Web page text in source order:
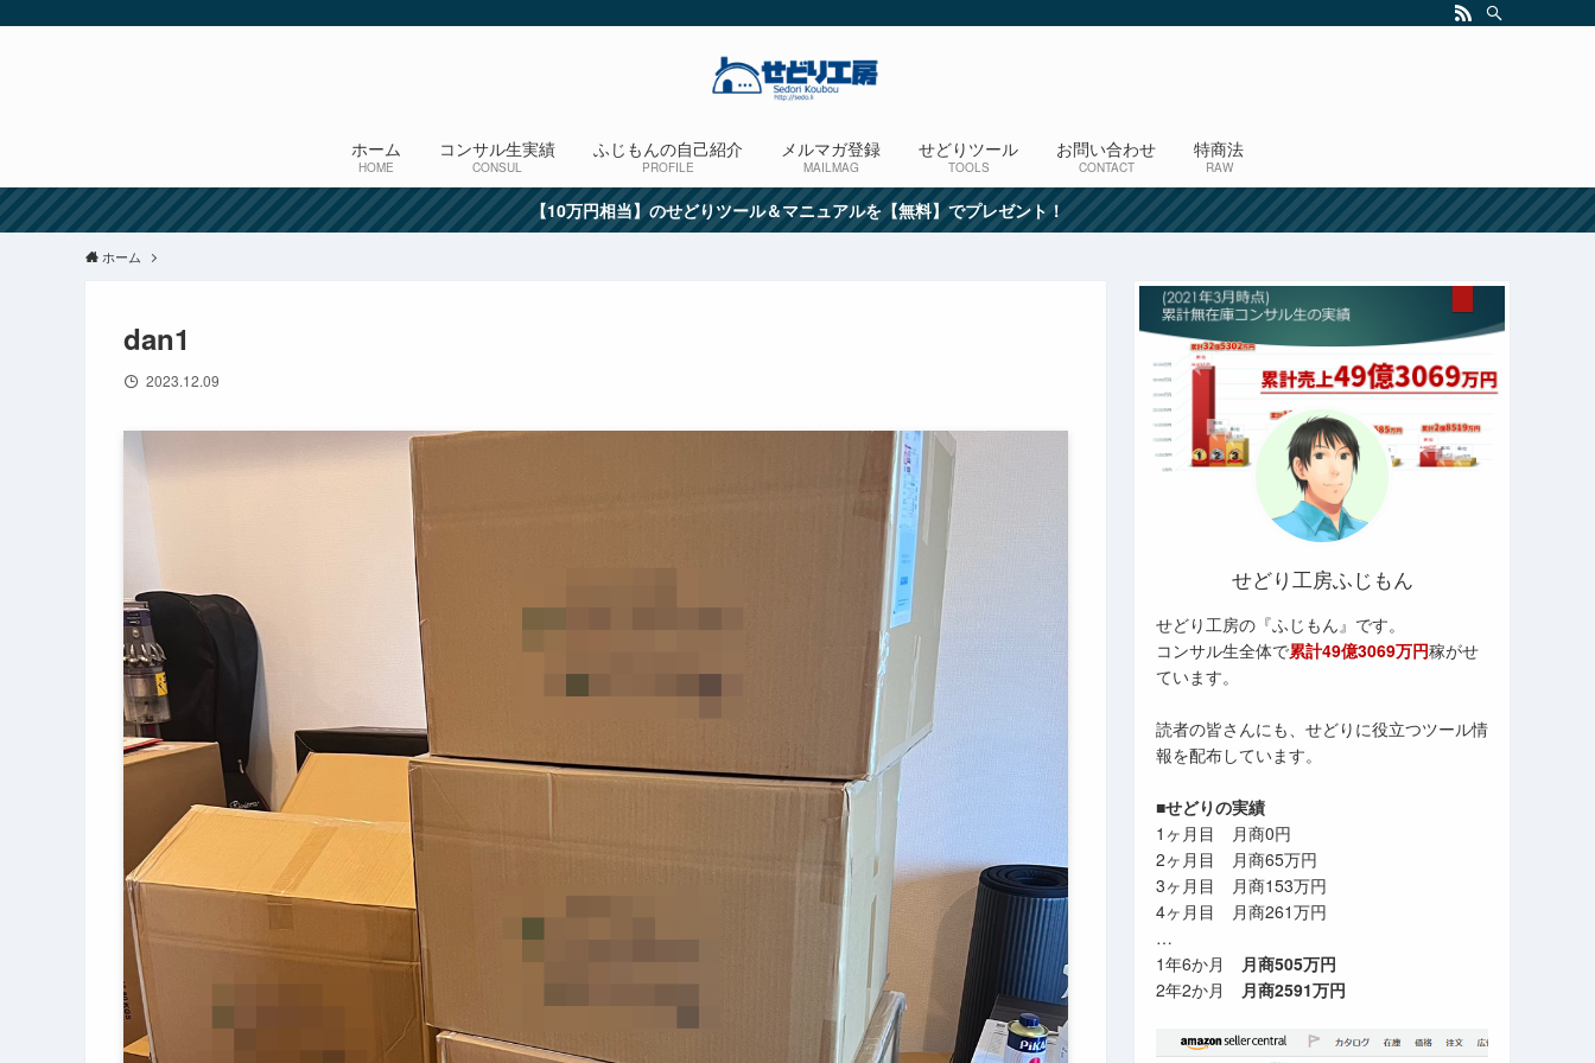
ホーム
HOME
コンサル生実績
CONSUL
ふじもんの自己紹介
PROFILE
メルマガ登録
MAILMAG
せどりツール
TOOLS
お問い合わせ
CONTACT
特商法
RAW
【10万円相当】のせどりツール＆マニュアルを【無料】でプレゼント！
ホーム
dan1
2023.12.09
せどり工房ふじもん
せどり工房の『ふじもん』です。
コンサル生全体で累計49億3069万円稼がせ
ています。
読者の皆さんにも、せどりに役立つツール情
報を配布しています。
■せどりの実績
1ヶ月目 月商0円
2ヶ月目 月商65万円
3ヶ月目 月商153万円
4ヶ月目 月商261万円
…
1年6か月 月商505万円
2年2か月 月商2591万円